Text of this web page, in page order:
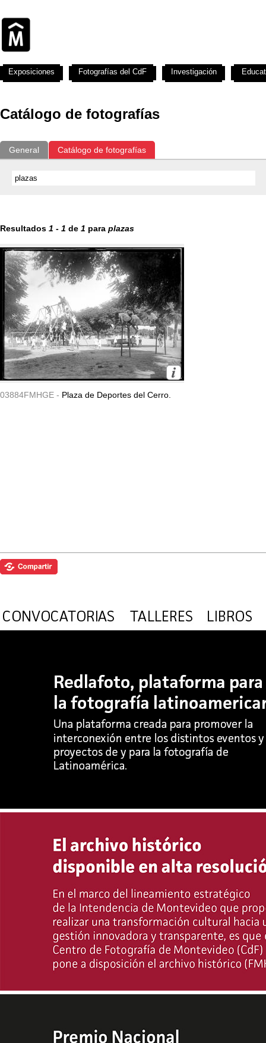
Catálogo de fotografías
General Catálogo de fotografías
Resultados 1 - 1 de 1 para plazas
03884FMHGE - Plaza de Deportes del Cerro.
Exposiciones Fotografías del CdF Investigación